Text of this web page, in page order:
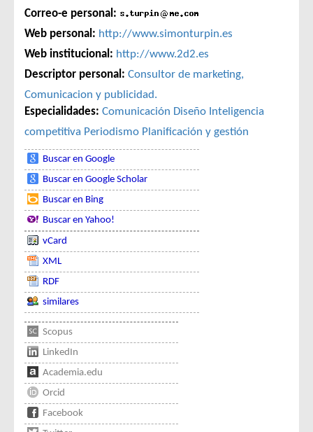
Correo-e personal:
Web personal: http://www.simonturpin.es
Web institucional: http://www.2d2.es
Descriptor personal: Consultor de marketing,
Comunicacion y publicidad.
Especialidades: Comunicación Diseño Inteligencia
competitiva Periodismo Planificación y gestión
Buscar en Google
Buscar en Google Scholar
Buscar en Bing
Buscar en Yahoo!
vCard
XML
RDF
similares
Scopus
LinkedIn
Academia.edu
Orcid
Facebook